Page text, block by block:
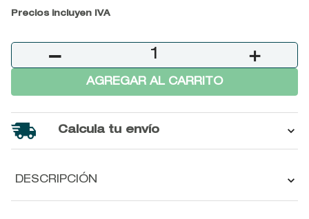
Precios incluyen IVA
＋
－
AGREGAR AL CARRITO
Calcula tu envío
DESCRIPCIÓN